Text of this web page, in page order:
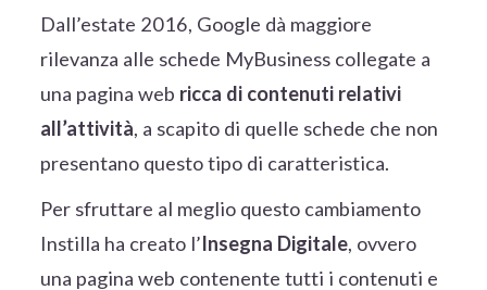
Dall’estate 2016, Google dà maggiore
rilevanza alle schede MyBusiness collegate a
una pagina web ricca di contenuti relativi
all’attività, a scapito di quelle schede che non
presentano questo tipo di caratteristica.
Per sfruttare al meglio questo cambiamento
Instilla ha creato l’Insegna Digitale, ovvero
una pagina web contenente tutti i contenuti e